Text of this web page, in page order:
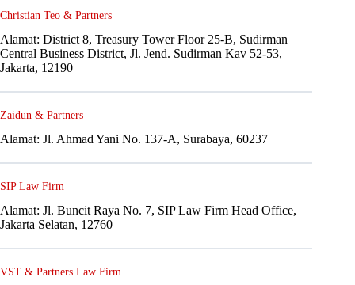
Christian Teo & Partners
Alamat: District 8, Treasury Tower Floor 25-B, Sudirman
Central Business District, Jl. Jend. Sudirman Kav 52-53,
Jakarta, 12190
Zaidun & Partners
Alamat: Jl. Ahmad Yani No. 137-A, Surabaya, 60237
SIP Law Firm
Alamat: Jl. Buncit Raya No. 7, SIP Law Firm Head Office,
Jakarta Selatan, 12760
VST & Partners Law Firm